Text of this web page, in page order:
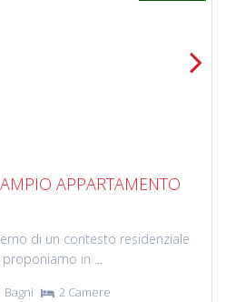
APPARTAMENTO
di un contesto residenziale
proponiamo in ...
Bagni 2 Camere